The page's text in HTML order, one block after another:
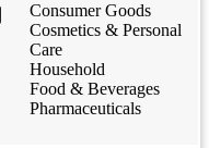
Consumer Goods
Cosmetics & Personal
Care
Household
Food & Beverages
Pharmaceuticals